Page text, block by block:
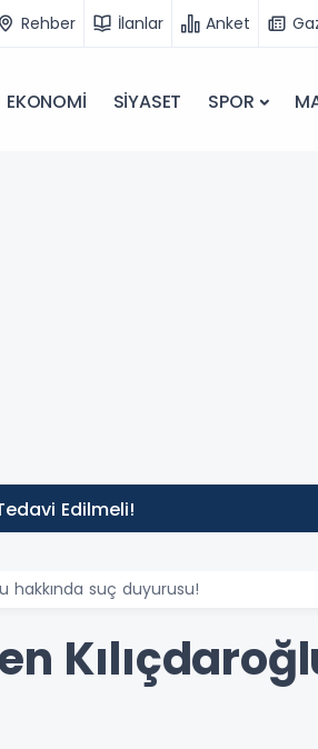
Rehber İlanlar Anket
EKONOMİ SİYASET SPOR
Edilmeli!
hakkında suç duyurusu!